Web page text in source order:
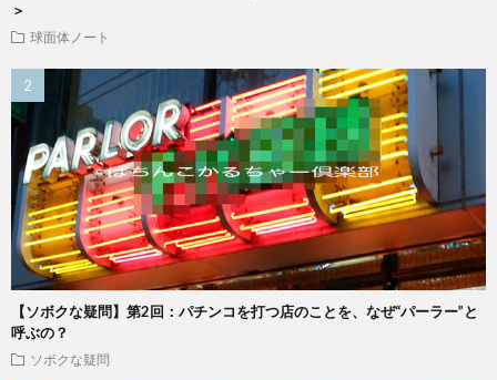
＞
球面体ノート
【ソボクな疑問】第2回：パチンコを打つ店のことを、なぜ“パーラー”と
呼ぶの？
ソボクな疑問